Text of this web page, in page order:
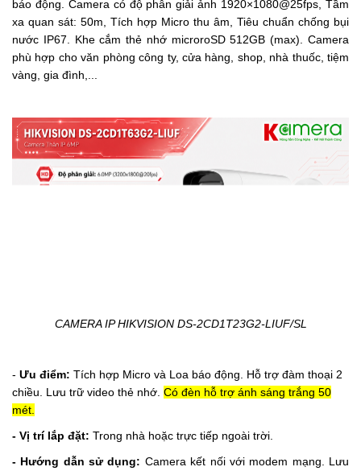
báo động. Camera có độ phân giải ảnh 1920×1080@25fps, Tầm
xa quan sát: 50m, Tích hợp Micro thu âm, Tiêu chuẩn chống bụi
nước IP67. Khe cắm thẻ nhớ microroSD 512GB (max). Camera
phù hợp cho văn phòng công ty, cửa hàng, shop, nhà thuốc, tiệm
vàng, gia đình,...
CAMERA IP HIKVISION DS-2CD1T23G2-LIUF/SL
- Ưu điểm: Tích hợp Micro và Loa báo động.
Hỗ trợ đàm thoại 2
chiều. Lưu trữ video thẻ nhớ. Có đèn hỗ trợ ánh sáng trắng 50
mét.
- Vị trí lắp đặt: Trong nhà hoặc trực tiếp ngoài trời.
- Hướng dẫn sử dụng: Camera kết nối với modem mạng. Lưu